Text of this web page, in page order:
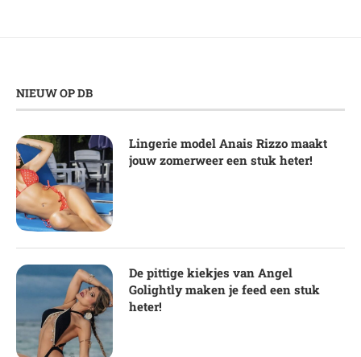
NIEUW OP DB
Lingerie model Anais Rizzo maakt
jouw zomerweer een stuk heter!
De pittige kiekjes van Angel
Golightly maken je feed een stuk
heter!